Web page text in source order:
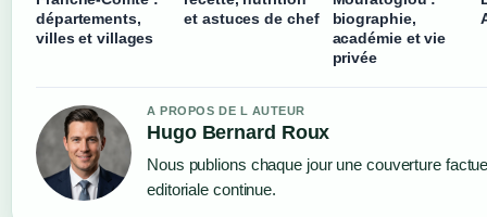
départements,
villes et villages
et astuces de chef
biographie,
académie et vie
privée
A PROPOS DE L AUTEUR
Hugo Bernard Roux
Nous publions chaque jour une couverture
editoriale continue.